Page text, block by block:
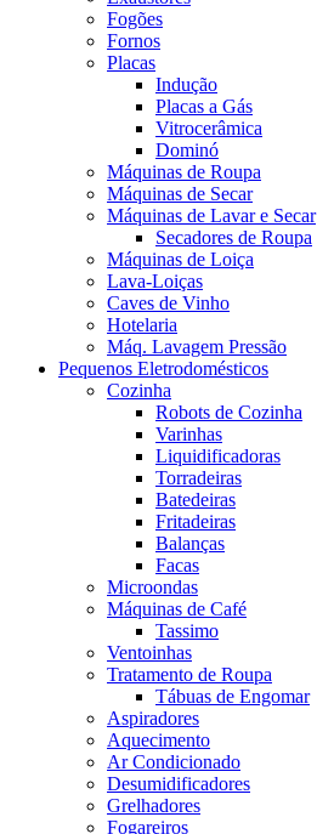
Fogões
Fornos
Placas
Indução
Placas a Gás
Vitrocerâmica
Dominó
Máquinas de Roupa
Máquinas de Secar
Máquinas de Lavar e Secar
Secadores de Roupa
Máquinas de Loiça
Lava-Loiças
Caves de Vinho
Hotelaria
Máq. Lavagem Pressão
Pequenos Eletrodomésticos
Cozinha
Robots de Cozinha
Varinhas
Liquidificadoras
Torradeiras
Batedeiras
Fritadeiras
Balanças
Facas
Microondas
Máquinas de Café
Tassimo
Ventoinhas
Tratamento de Roupa
Tábuas de Engomar
Aspiradores
Aquecimento
Ar Condicionado
Desumidificadores
Grelhadores
Fogareiros